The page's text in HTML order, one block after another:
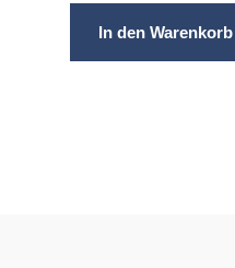
In den Warenkorb